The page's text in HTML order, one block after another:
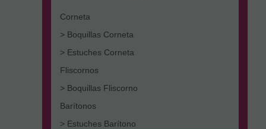
Corneta
> Boquillas Corneta
> Estuches Corneta
Fliscornos
> Boquillas Fliscorno
Barítonos
> Estuches Barítono